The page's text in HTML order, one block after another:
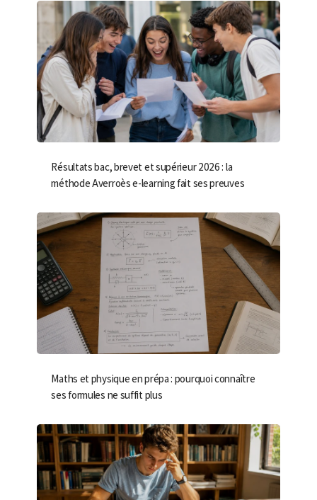
Résultats bac, brevet et supérieur 2026 : la
méthode Averroès e-learning fait ses preuves
Maths et physique en prépa : pourquoi connaître
ses formules ne suffit plus